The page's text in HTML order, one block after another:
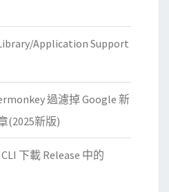
Application Support
過濾掉 Google 新
(2025新版)
下載 Release 中的